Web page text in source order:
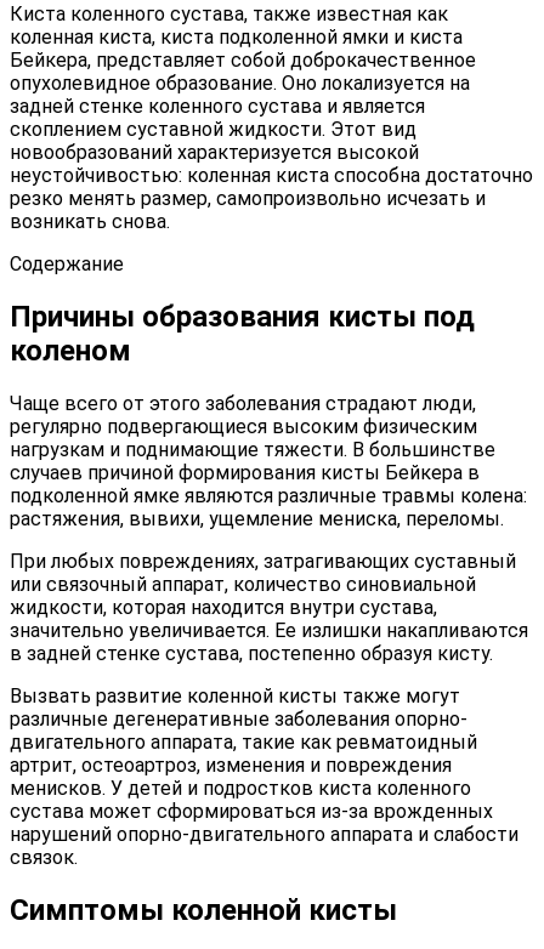
Киста коленного сустава, также известная как
коленная киста, киста подколенной ямки и киста
Бейкера, представляет собой доброкачественное
опухолевидное образование. Оно локализуется на
задней стенке коленного сустава и является
скоплением суставной жидкости. Этот вид
новообразований характеризуется высокой
неустойчивостью: коленная киста способна достаточно
резко менять размер, самопроизвольно исчезать и
возникать снова.
Содержание
Причины образования кисты под
коленом
Чаще всего от этого заболевания страдают люди,
регулярно подвергающиеся высоким физическим
нагрузкам и поднимающие тяжести. В большинстве
случаев причиной формирования кисты Бейкера в
подколенной ямке являются различные травмы колена:
растяжения, вывихи, ущемление мениска, переломы.
При любых повреждениях, затрагивающих суставный
или связочный аппарат, количество синовиальной
жидкости, которая находится внутри сустава,
значительно увеличивается. Ее излишки накапливаются
в задней стенке сустава, постепенно образуя кисту.
Вызвать развитие коленной кисты также могут
различные дегенеративные заболевания опорно-
двигательного аппарата, такие как ревматоидный
артрит, остеоартроз, изменения и повреждения
менисков. У детей и подростков киста коленного
сустава может сформироваться из-за врожденных
нарушений опорно-двигательного аппарата и слабости
связок.
Симптомы коленной кисты